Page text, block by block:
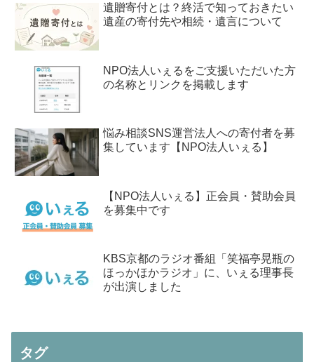
遺贈寄付とは？終活で知っておきたい
遺産の寄付先や相続・遺言について
NPO法人いぇるをご支援いただいた方
の名称とリンクを掲載します
悩み相談SNS運営法人への寄付者を募
集しています【NPO法人いぇる】
【NPO法人いぇる】正会員・賛助会員
を募集中です
KBS京都のラジオ番組「笑福亭晃瓶の
ほっかほかラジオ」に、いぇる理事長
が出演しました
タグ